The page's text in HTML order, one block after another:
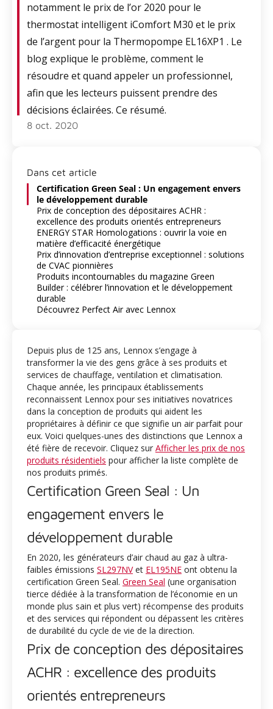
notamment le prix de l’or 2020 pour le
thermostat intelligent iComfort M30 et le prix
de l’argent pour la Thermopompe EL16XP1 . Le
blog explique le problème, comment le
résoudre et quand appeler un professionnel,
afin que les lecteurs puissent prendre des
décisions éclairées. Ce résumé.
8 oct. 2020
Dans cet article
Certification Green Seal : Un engagement envers
le développement durable
Prix de conception des dépositaires ACHR :
excellence des produits orientés entrepreneurs
ENERGY STAR Homologations : ouvrir la voie en
matière d’efficacité énergétique
Prix d’innovation d’entreprise exceptionnel : solutions
de CVAC pionnières
Produits incontournables du magazine Green
Builder : célébrer l’innovation et le développement
durable
Découvrez Perfect Air avec Lennox
Depuis plus de 125 ans, Lennox s’engage à
transformer la vie des gens grâce à ses produits et
services de chauffage, ventilation et climatisation.
Chaque année, les principaux établissements
reconnaissent Lennox pour ses initiatives novatrices
dans la conception de produits qui aident les
propriétaires à définir ce que signifie un air parfait pour
eux. Voici quelques-unes des distinctions que Lennox a
été fière de recevoir. Cliquez sur Afficher les prix de nos
produits résidentiels pour afficher la liste complète de
nos produits primés.
Certification Green Seal : Un
engagement envers le
développement durable
En 2020, les générateurs d’air chaud au gaz à ultra-
faibles émissions SL297NVet EL195NE ont obtenu la
certification Green Seal. Green Seal (une organisation
tierce dédiée à la transformation de l’économie en un
monde plus sain et plus vert) récompense des produits
et des services qui répondent ou dépassent les critères
de durabilité du cycle de vie de la direction.
Prix de conception des dépositaires
ACHR : excellence des produits
orientés entrepreneurs